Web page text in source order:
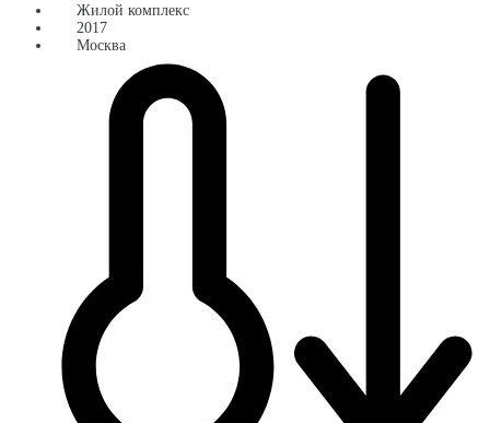
Жилой комплекс
2017
Москва